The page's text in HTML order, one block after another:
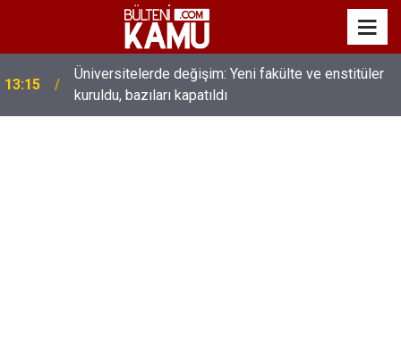
Üniversitelerde değişim: Yeni fakülte ve enstitüler
kuruldu, bazıları kapatıldı
13:00
MEB’de üst düzey değişim: Genel müdürler değişti,
yeni isimler atandı